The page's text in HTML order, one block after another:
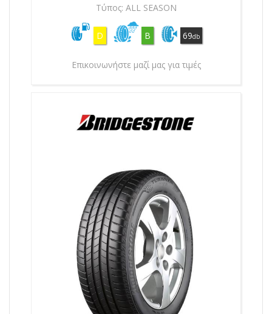
Τύπος: ALL SEASON
D B 69db
Επικοινωνήστε μαζί μας για τιμές